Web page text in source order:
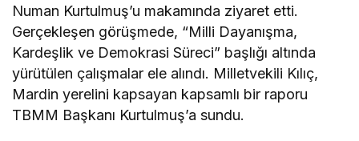
Numan Kurtulmuş’u makamında ziyaret etti.
Gerçekleşen görüşmede, “Milli Dayanışma,
Kardeşlik ve Demokrasi Süreci” başlığı altında
yürütülen çalışmalar ele alındı. Milletvekili Kılıç,
Mardin yerelini kapsayan kapsamlı bir raporu
TBMM Başkanı Kurtulmuş’a sundu.